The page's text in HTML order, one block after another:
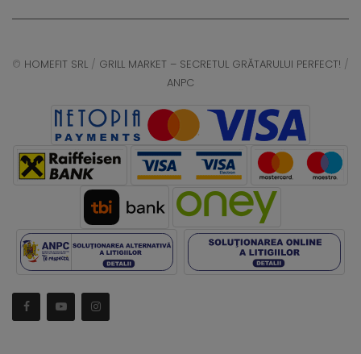
© HOMEFIT SRL / GRILL MARKET – SECRETUL GRĂTARULUI PERFECT! /
ANPC